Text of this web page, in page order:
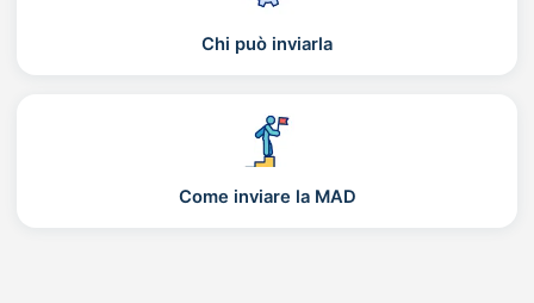
Chi può inviarla
Come inviare la MAD